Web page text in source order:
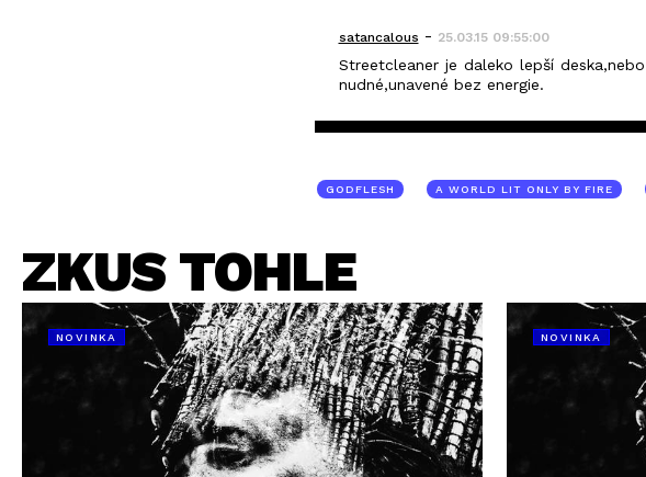
satancalous - 25.03.15 09:55:00
Streetcleaner je daleko lepší
nudné,unavené bez energie.
GODFLESH A WORLD LIT ONLY BY FIRE
ZKUS TOHLE
NOVINKA NOVINKA